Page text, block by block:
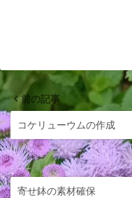
前の記事
コケリューウムの作成
寄せ鉢の素材確保